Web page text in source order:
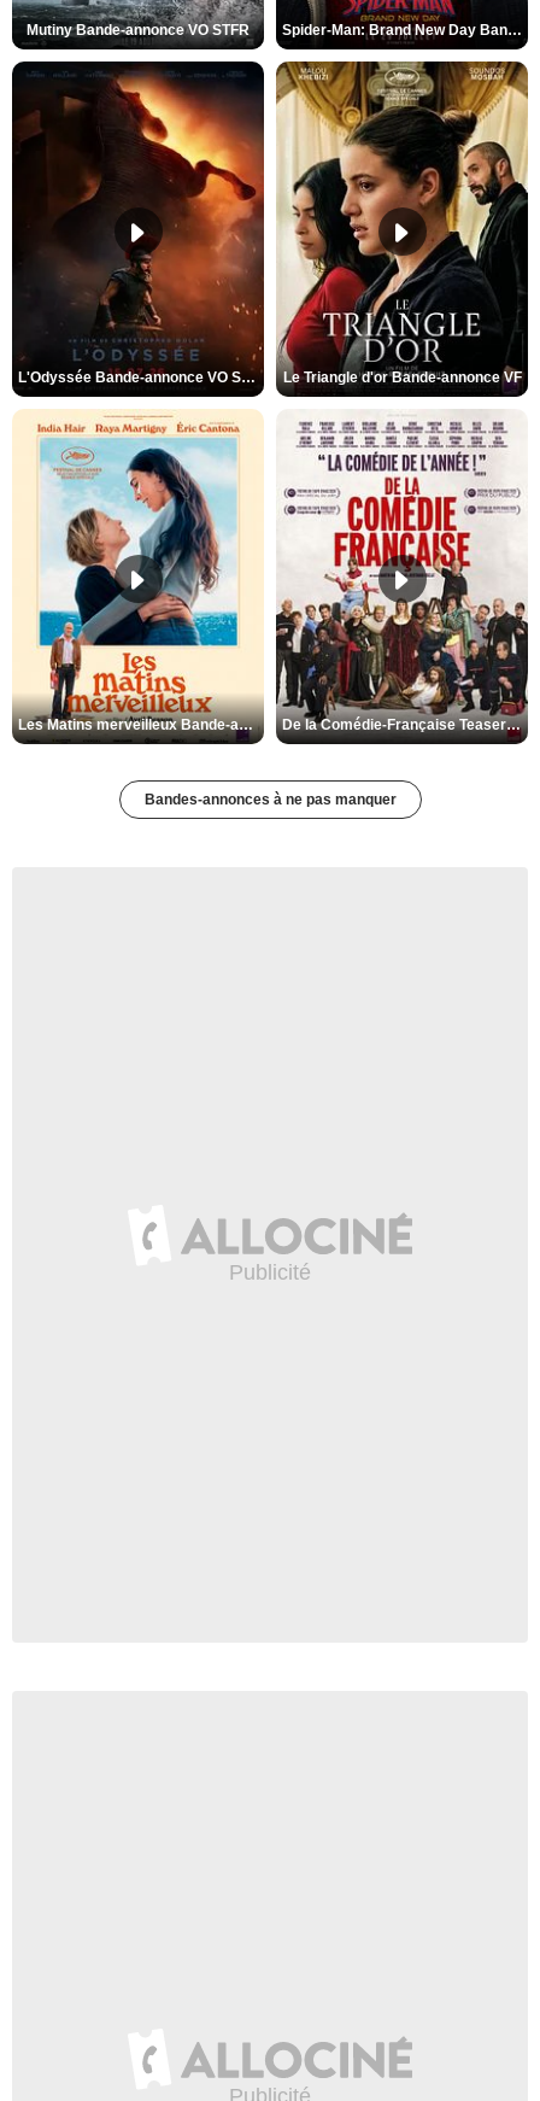
Mutiny Bande-annonce VO STFR Spider-Man: Brand New Day Bande-annonce VO STFR
L'Odyssée Bande-annonce VO STFR Le Triangle d'or Bande-annonce VF
Les Matins merveilleux Bande-annonce VF De la Comédie-Française Teaser VF
Bandes-annonces à ne pas manquer